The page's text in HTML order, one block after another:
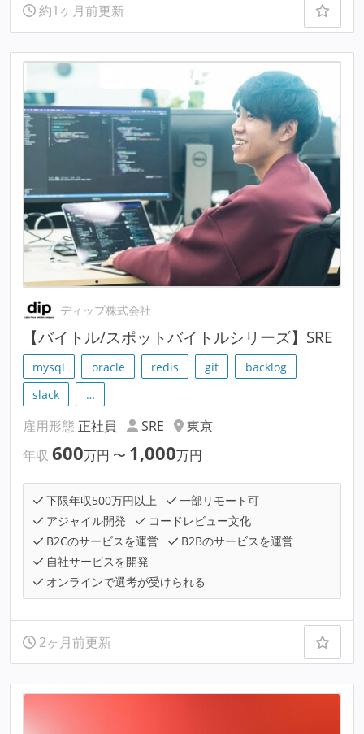
約1ヶ月前更新
ディップ株式会社
【バイトル/スポットバイトルシリーズ】SRE
mysql oracle redis git
backlog
slack
…
雇用形態 正社員 SRE
東京
年収 600万円 〜 1,000万円
下限年収500万円以上
一部リモート可
アジャイル開発
コードレビュー文化
B2Cのサービスを運営
B2Bのサービスを運営
自社サービスを開発
オンラインで選考が受けられる
2ヶ月前更新